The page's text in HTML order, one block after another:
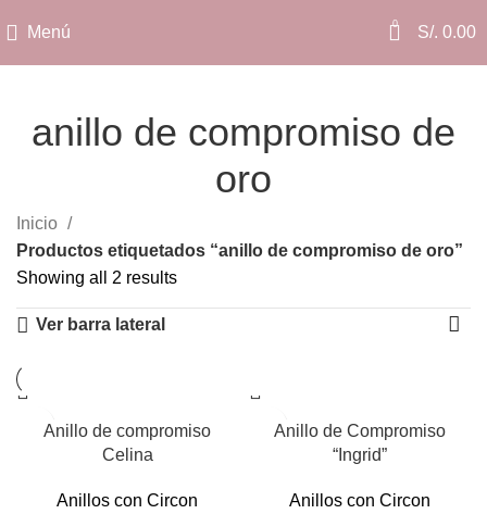
Menú 0 S/. 0.00
anillo de compromiso de
oro
Inicio
Productos etiquetados “anillo de compromiso de oro”
Showing all 2 results
Ver barra lateral
Anillo de compromiso
Celina
Anillos con Circon
Anillo de Compromiso
“Ingrid”
Anillos con Circon